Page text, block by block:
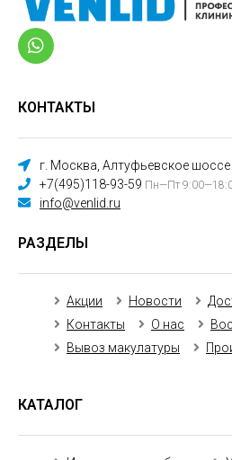
КОНТАКТЫ
г. Москва, Алтуфьевское шоссе
+7(495)118-93-59 Пн—Пт
info@venlid.ru
РАЗДЕЛЫ
Акции Новости
Контакты
О нас
Вывоз макулатуры
КАТАЛОГ